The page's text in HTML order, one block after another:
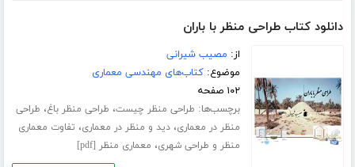
دانلود کتاب طراحی منظر با باران
از: مصیب شیرانی
موضوع:کتاب‌های مهندسی معماری
۱۰۲ صفحه
برچسب‌ها: طراحی منظر چیست، طراحی منظر باغ، طراحی
منظر در معماری،دید و منظر در معماری، تفاوت معماری
منظر و طراحی شهری، معماری منظر [pdf]